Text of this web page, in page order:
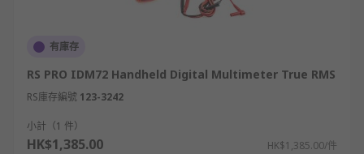
有庫存
RS PRO IDM72 Handheld Digital Multimeter True RMS
RS庫存編號 123-3242
小計（1 件）
HK$1,385.00 HK$1,385.00/件